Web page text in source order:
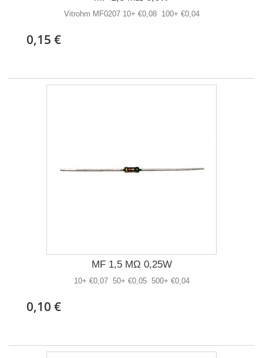
Vitrohm MF0207 10+ €0,08 100+ €0,04
0,15 €
MF 1,5 MΩ 0,25W
10+ €0,07 50+ €0,05 500+ €0,04
0,10 €